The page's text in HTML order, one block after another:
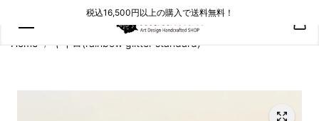
税込16,500円以上の購入で送料無料！
Home キイロ(rainbow glitter standard)